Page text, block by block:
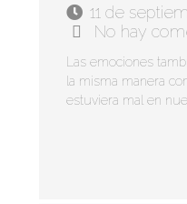
11 de
No hay
Las emociones
la misma manera
estuviera mal en